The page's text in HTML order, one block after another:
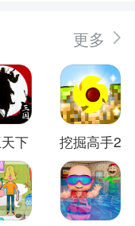
更多
下 挖掘高手2